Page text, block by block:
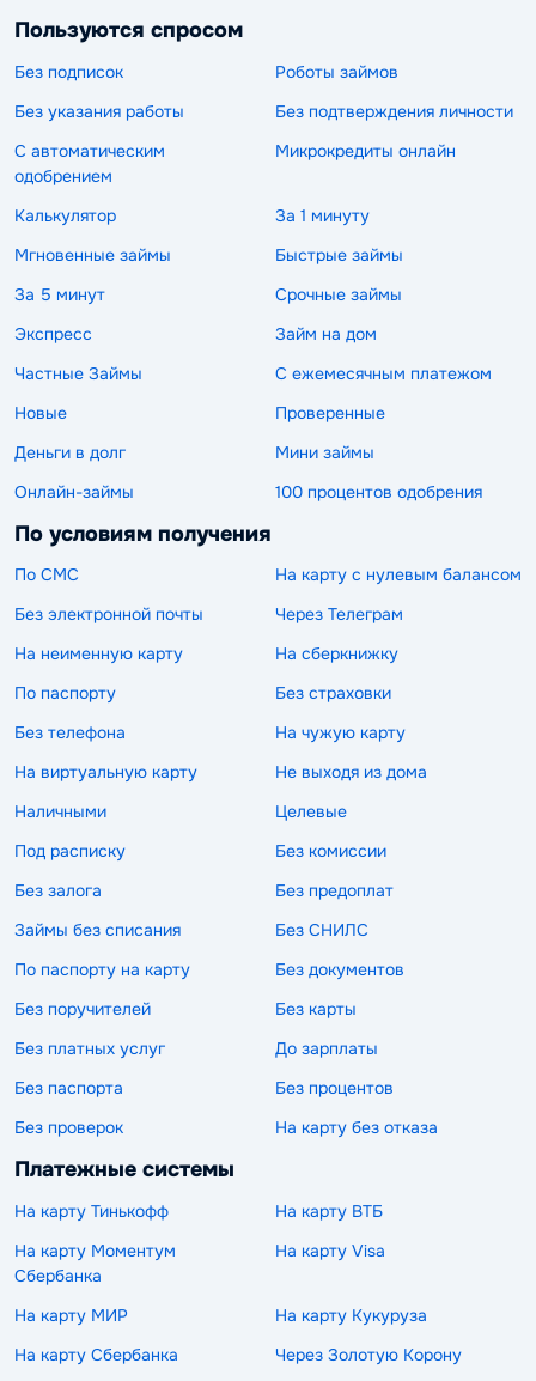
Пользуются спросом
Без подписок
Роботы займов
Без указания работы
Без подтверждения личности
С автоматическим
одобрением
Микрокредиты онлайн
Калькулятор
За 1 минуту
Мгновенные займы
Быстрые займы
За 5 минут
Срочные займы
Экспресс
Займ на дом
Частные Займы
С ежемесячным платежом
Новые
Проверенные
Деньги в долг
Мини займы
Онлайн-займы
100 процентов одобрения
По условиям получения
По СМС
На карту с нулевым балансом
Без электронной почты
Через Телеграм
На неименную карту
На сберкнижку
По паспорту
Без страховки
Без телефона
На чужую карту
На виртуальную карту
Не выходя из дома
Наличными
Целевые
Под расписку
Без комиссии
Без залога
Без предоплат
Займы без списания
Без СНИЛС
По паспорту на карту
Без документов
Без поручителей
Без карты
Без платных услуг
До зарплаты
Без паспорта
Без процентов
Без проверок
На карту без отказа
Платежные системы
На карту Тинькофф
На карту ВТБ
На карту Моментум
Сбербанка
На карту Visa
На карту МИР
На карту Кукуруза
На карту Сбербанка
Через Золотую Корону